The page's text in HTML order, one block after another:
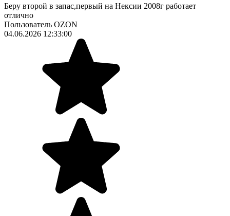
Беру второй в запас,первый на Нексии 2008г работает
отлично
Пользователь OZON
04.06.2026 12:33:00